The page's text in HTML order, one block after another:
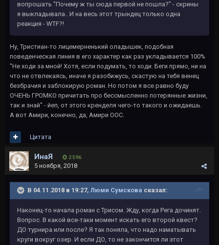
вопрошать "Почему ж ты сюда первой не пошла?" - скрины
я выкладывала.. И на весь этот трындец только одна
реакция - WTF?!
Ну, Тристиан-то лицемерненький оладышек, подобная
поведенческая линия в его характер как раз укладывается 100%
"Не ходи за мной! Хотя, если подумать, то ходи. Беги прямо, ни на
что не отвлекаясь, иначе я разобижусь, скастую на тебя венец
безбрачия и заблокирую роман. Но потом я все равно буду
ОЧЕНЬ ГРОМКО причитать про бессмысленно потерянные жизни,
так и знай" - йеп, от этого кренделя чего-то такого и ожидаешь.
А вот Амири, конечно, да, Амири ООС.
Цитата
ИнаЯ 2 596
5 ноября, 2018
В 04.11.2018 в 19:27, Люми Сумскова сказал:
Наконец-то начала роман с Трисом. Жду, когда Рега дочинят.
Вопрос. В какой все-таки момент искать его второй квест?
ДО турнира или после? Я так поняла, что надо наматывать
круги вокруг озер. И если ДО, то не закончится ли этот